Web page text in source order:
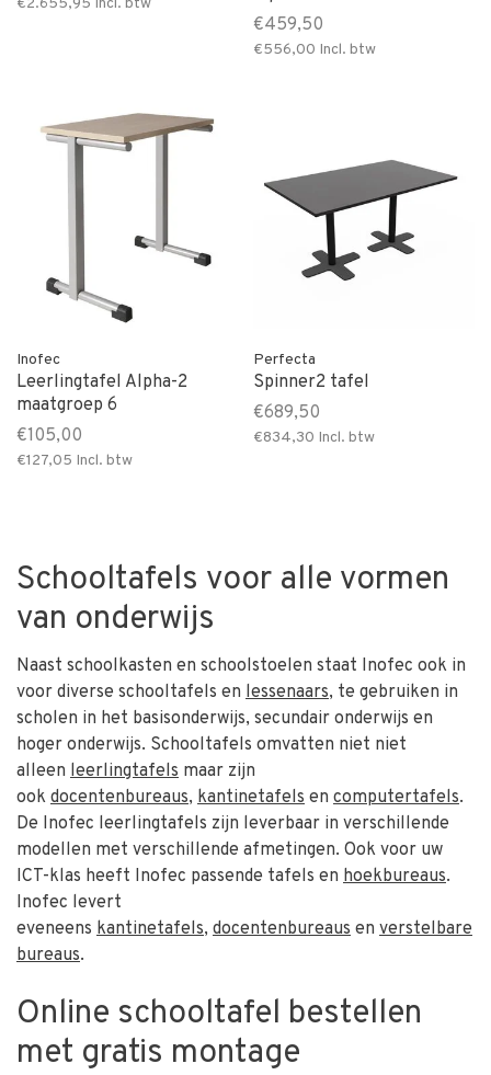
€2.655,95 Incl. btw
€459,50
€556,00 Incl. btw
Inofec
Leerlingtafel Alpha-2
maatgroep 6
€105,00
€127,05 Incl. btw
Perfecta
Spinner2 tafel
€689,50
€834,30 Incl. btw
Schooltafels voor alle vormen
van onderwijs
Naast schoolkasten en schoolstoelen staat Inofec ook in
voor diverse schooltafels en lessenaars, te gebruiken in
scholen in het basisonderwijs, secundair onderwijs en
hoger onderwijs. Schooltafels omvatten niet niet
alleen leerlingtafels maar zijn
ook docentenbureaus, kantinetafels en computertafels.
De Inofec leerlingtafels zijn leverbaar in verschillende
modellen met verschillende afmetingen. Ook voor uw
ICT-klas heeft Inofec passende tafels en hoekbureaus.
Inofec levert
eveneens kantinetafels, docentenbureaus en verstelbare
bureaus.
Online schooltafel bestellen
met gratis montage